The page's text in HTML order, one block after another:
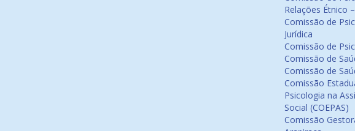
Relações Étnico
Comissão de
Jurídica
Comissão de
Comissão de
Comissão de
Comissão
Psicologia na
Social (COEPAS)
Comissão